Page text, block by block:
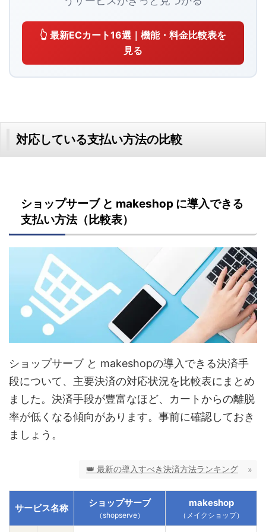
👆 最新ECカート16選｜機能・料金比較表を
見る
対応している支払い方法の比較
ショップサーブ と makeshop に導入できる
支払い方法（比較表）
ショップサーブ と makeshopの導入できる決済手
段について、主要決済の対応状況を比較表にまとめ
ました。決済手段が豊富なほど、カートからの離脱
率が低くなる傾向があります。事前に確認しておき
ましょう。
👑 最新の導入すべき決済方法ランキング
サービス名称 ショップサーブ
（shopserve）
makeshop
（メイクショップ）